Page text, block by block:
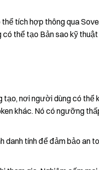
tích hợp thông qua
thể tạo Bản sao kỹ
tạo, nơi người dùng có
khác. Nó có ngưỡng
tính để đảm bảo an